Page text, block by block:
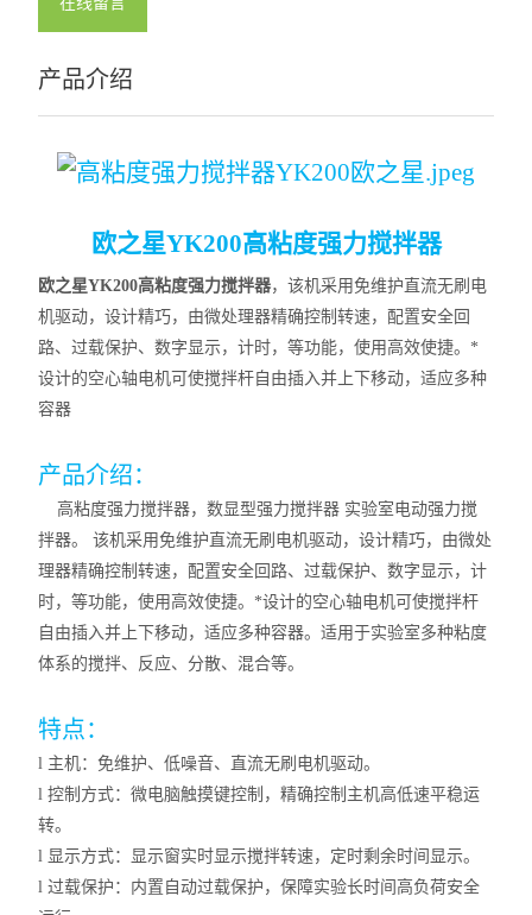
产品介绍
欧之星YK200高粘度强力搅拌器
欧之星YK200高粘度强力搅拌器，该机采用免维护直流无刷电
机驱动，设计精巧，由微处理器精确控制转速，配置安全回
路、过载保护、数字显示，计时，等功能，使用高效使捷。*
设计的空心轴电机可使搅拌杆自由插入并上下移动，适应多种
容器
产品介绍：
高粘度强力搅拌器，数显型强力搅拌器 实验室电动强力搅
拌器。
该机采用免维护直流无刷电机驱动，设计精巧，由微处
理器精确控制转速，配置安全回路、过载保护、数字显示，计
时，等功能，使用高效使捷。*设计的空心轴电机可使搅拌杆
自由插入并上下移动，适应多种容器。适用于实验室多种粘度
体系的搅拌、反应、分散、混合等。
特点：
l 主机：免维护、低噪音、直流无刷电机驱动。
l控制方式：微电脑触摸键控制，精确控制主机高低速平稳运
转。
l 显示方式：显示窗实时显示搅拌转速，定时剩余时间显示。
l过载保护 ： 内置自动过载保护，保障实验长时间高负荷安全